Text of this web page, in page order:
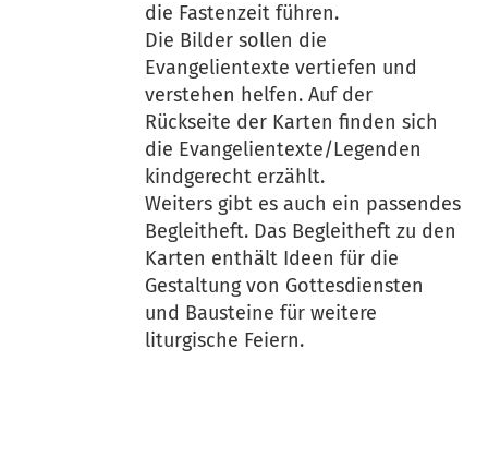
die Fastenzeit führen.
Die Bilder sollen die
Evangelientexte vertiefen und
verstehen helfen. Auf der
Rückseite der Karten finden sich
die Evangelientexte/Legenden
kindgerecht erzählt.
Weiters gibt es auch ein passendes
Begleitheft. Das Begleitheft zu den
Karten enthält Ideen für die
Gestaltung von Gottesdiensten
und Bausteine für weitere
liturgische Feiern.